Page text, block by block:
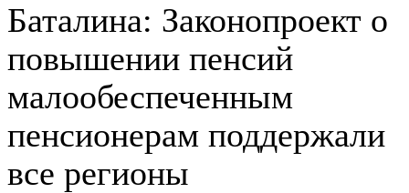
Баталина: Законопроект о
повышении пенсий
малообеспеченным
пенсионерам поддержали
все регионы